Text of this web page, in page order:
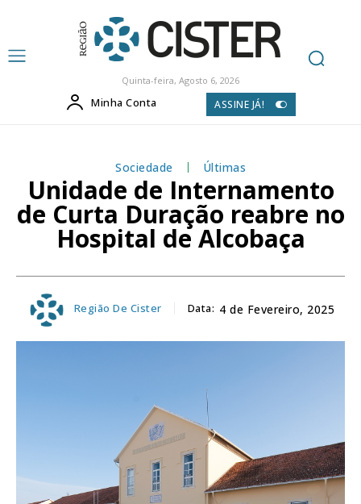
Quinta-feira, Agosto 6, 2026
Minha Conta ASSINE JÁ!
Sociedade Últimas
Unidade de Internamento
de Curta Duração reabre no
Hospital de Alcobaça
Região De Cister Data: 4 de Fevereiro, 2025